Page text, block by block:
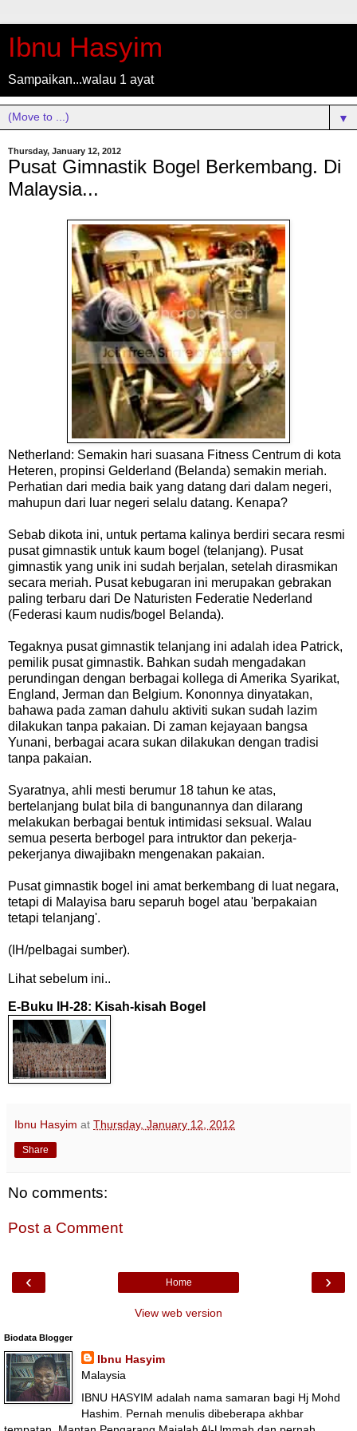
Ibnu Hasyim
Sampaikan...walau 1 ayat
▼
Thursday, January 12, 2012
Pusat Gimnastik Bogel Berkembang. Di
Malaysia...
Netherland: Semakin hari suasana Fitness Centrum di kota
Heteren, propinsi Gelderland (Belanda) semakin meriah.
Perhatian dari media baik yang datang dari dalam negeri,
mahupun dari luar negeri selalu datang. Kenapa?
Sebab dikota ini, untuk pertama kalinya berdiri secara resmi
pusat gimnastik untuk kaum bogel (telanjang). Pusat
gimnastik yang unik ini sudah berjalan, setelah dirasmikan
secara meriah. Pusat kebugaran ini merupakan gebrakan
paling terbaru dari De Naturisten Federatie Nederland
(Federasi kaum nudis/bogel Belanda).
Tegaknya pusat gimnastik telanjang ini adalah idea Patrick,
pemilik pusat gimnastik. Bahkan sudah mengadakan
perundingan dengan berbagai kollega di Amerika Syarikat,
England, Jerman dan Belgium. Kononnya dinyatakan,
bahawa pada zaman dahulu aktiviti sukan sudah lazim
dilakukan tanpa pakaian. Di zaman kejayaan bangsa
Yunani, berbagai acara sukan dilakukan dengan tradisi
tanpa pakaian.
Syaratnya, ahli mesti berumur 18 tahun ke atas,
bertelanjang bulat bila di bangunannya dan dilarang
melakukan berbagai bentuk intimidasi seksual. Walau
semua peserta berbogel para intruktor dan pekerja-
pekerjanya diwajibakn mengenakan pakaian.
Pusat gimnastik bogel ini amat berkembang di luat negara,
tetapi di Malayisa baru separuh bogel atau 'berpakaian
tetapi telanjang'.
(IH/pelbagai sumber).
Lihat sebelum ini..
E-Buku IH-28: Kisah-kisah Bogel
Ibnu Hasyim at Thursday, January 12, 2012
Share
No comments:
Post a Comment
‹ ›
Home
View web version
Biodata Blogger
Ibnu Hasyim
Malaysia
IBNU HASYIM adalah nama samaran bagi Hj Mohd
Hashim. Pernah menulis dibeberapa akhbar